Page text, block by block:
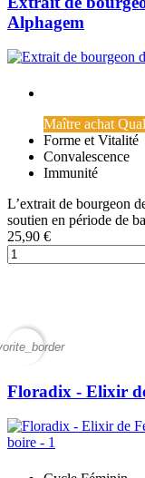
Alphagem
Maître achat
Forme et Vitalité
Convalescence
Immunité
L’extrait de bourgeon
soutien en période de
25,90 €
Floradix - Elixir